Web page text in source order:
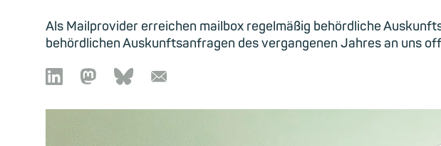
Als Mailprovider erreichen mailbox regelmäßig behördliche
behördlichen Auskunftsanfragen des vergangenen Jahres an uns
 🦣︎ 🦋︎ 📧︎